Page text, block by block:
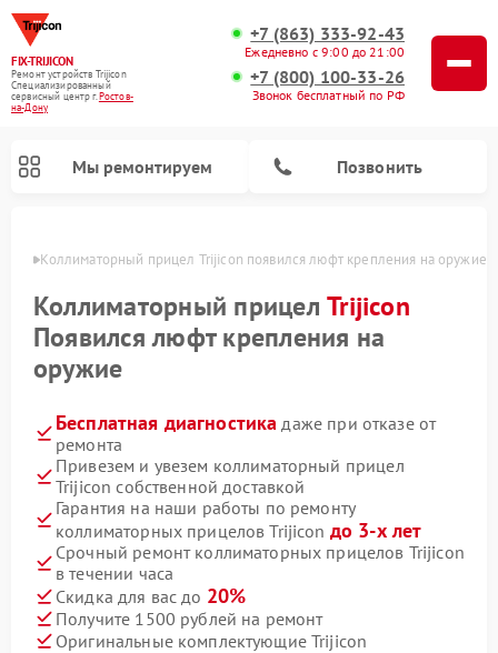
FIX-TRIJICON
Ремонт устройств Trijicon
Специализированный
cервисный центр г.Ростов-
на-Дону
+7 (863) 333-92-43
Ежедневно с 9:00 до 21:00
+7 (800) 100-33-26
Звонок бесплатный по РФ
Мы ремонтируем Позвонить
Коллиматорный прицел Trijicon появился люфт крепления на оружие
Коллиматорный прицелTrijicon
Появился люфт крепления на
оружие
Бесплатная диагностика даже при отказе от
ремонта
Привезем и увезем коллиматорный прицел
Trijicon собственной доставкой
Гарантия на наши работы по ремонту
коллиматорных прицелов Trijicon до 3-х лет
Срочный ремонт коллиматорных прицелов Trijicon
в течении часа
Скидка для вас до 20%
Получите 1500 рублей на ремонт
Оригинальные комплектующие Trijicon